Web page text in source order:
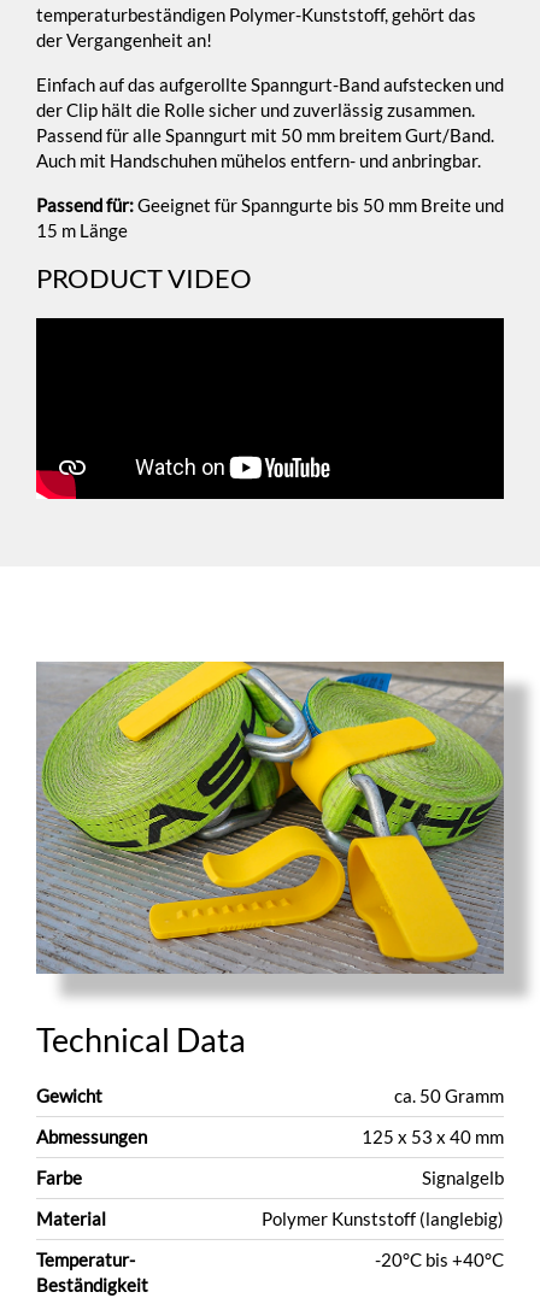
temperaturbeständigen Polymer-Kunststoff, gehört das
der Vergangenheit an!
Einfach auf das aufgerollte Spanngurt-Band aufstecken und
der Clip hält die Rolle sicher und zuverlässig zusammen.
Passend für alle Spanngurt mit 50 mm breitem Gurt/Band.
Auch mit Handschuhen mühelos entfern- und anbringbar.
Passend für:Geeignet für Spanngurte bis 50 mm Breite und
15 m Länge
PRODUCT VIDEO
Technical Data
Gewicht
ca. 50 Gramm
Abmessungen
125 x 53 x 40 mm
Farbe
Signalgelb
Material
Polymer Kunststoff (langlebig)
Temperatur-
Beständigkeit
-20°C bis +40°C